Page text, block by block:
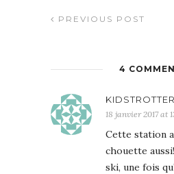
PREVIOUS POST
4
18 janvier 2017 at
Cette station
chouette
ski, une fois